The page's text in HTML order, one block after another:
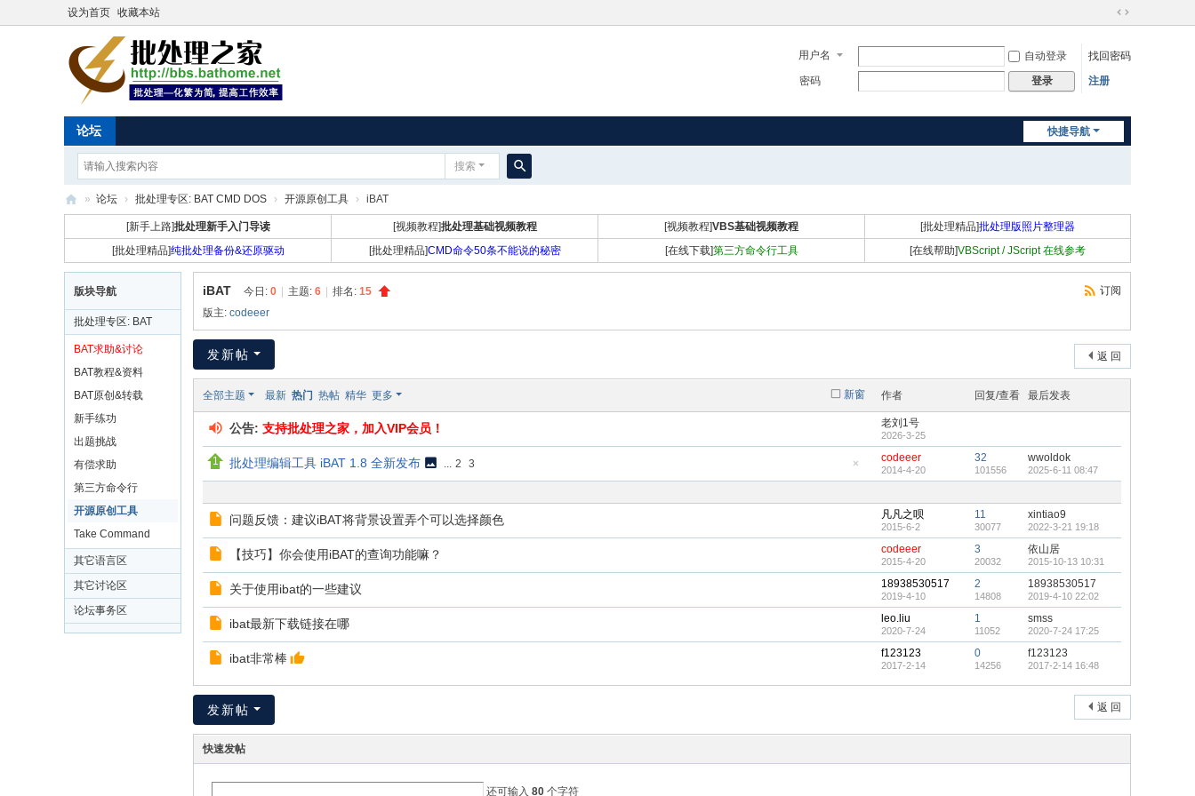
设为首页 收藏本站
切
到
用户名 自动登录
找回密码
密码
登录 注册
快捷导航
论坛
搜索
索
理
家
» 论坛 › 批处理专区: BAT CMD DOS › 开源原创工具 › iBAT
[新手上路]批处理新手入门导读 [视频教程]批处理基础视频教程 [视频教程]VBS基础视频教程 [批处理精品]批处理版照片整理器
[批处理精品]纯批处理备份&还原驱动 [批处理精品]CMD命令50条不能说的秘密 [在线下载]第三方命令行工具 [在线帮助]VBScript / JScript 在线参考
版块导航
批处理专区: BAT
CMD DOS
BAT求助&讨论
BAT教程&资料
BAT原创&转载
新手练功
出题挑战
有偿求助
第三方命令行
开源原创工具
Take Command
其它语言区
其它讨论区
论坛事务区
订阅
iBAT 今日: 0 主题: 6 排名: 15
版主: codeeer
返 回
发新帖
新窗
全部主题 最新 热门 热帖 精华 更多 作者 回复/查看 最后发表
公告: 支持批处理之家，加入VIP会员！ 老刘1号
2026-3-25
藏
顶
批处理编辑工具 iBAT 1.8 全新发布 ... 2 3 codeeer
2014-4-20
32
101556
wwoldok
2025-6-11 08:47
问题反馈：建议iBAT将背景设置弄个可以选择颜色 凡凡之呗
2015-6-2
11
30077
xintiao9
2022-3-21 19:18
【技巧】你会使用iBAT的查询功能嘛？ codeeer
2015-4-20
3
20032
依山居
2015-10-13 10:31
关于使用ibat的一些建议 18938530517
2019-4-10
2
14808
18938530517
2019-4-10 22:02
ibat最新下载链接在哪 leo.liu
2020-7-24
1
11052
smss
2020-7-24 17:25
ibat非常棒 f123123
2017-2-14
0
14256
f123123
2017-2-14 16:48
返 回
发新帖
快速发帖
还可输入 80 个字符